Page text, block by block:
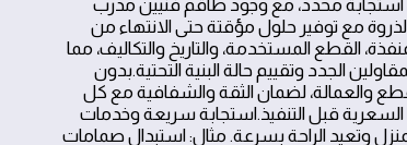
خلال 45 دقيقة في أوقات الذروة مع توفير حلول مؤقتة حتى الانتهاء من
القطع المستخدمة، والتاريخ والتكاليف، مما
الجدد وتقييم حالة البنية التحتية.بدون
والعمالة، لضمان الثقة والشفافية مع كل
قبل التنفيذ.استجابة سريعة وخدمات
وتعيد الراحة بسرعة. مثال: استبدال صمامات